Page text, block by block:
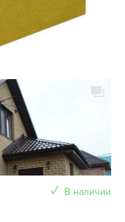
В наличии